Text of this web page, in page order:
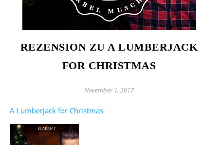
REZENSION ZU A LUMBERJACK
FOR CHRISTMAS
November 1, 2017
A Lumberjack for Christmas